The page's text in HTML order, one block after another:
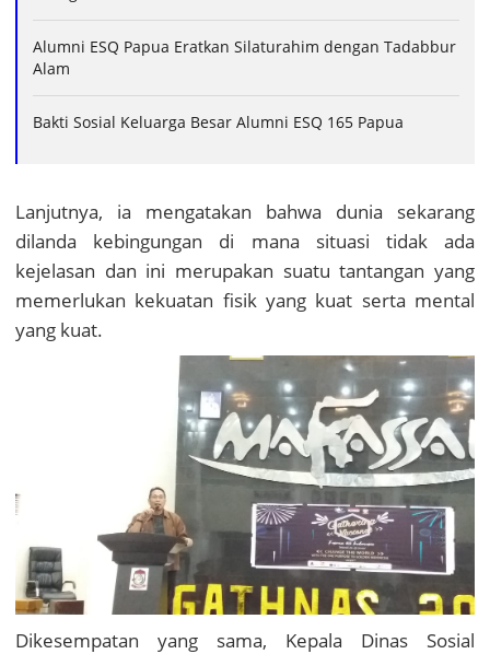
Alumni ESQ Papua Eratkan Silaturahim dengan Tadabbur
Alam
Bakti Sosial Keluarga Besar Alumni ESQ 165 Papua
Lanjutnya, ia mengatakan bahwa dunia sekarang
dilanda kebingungan di mana situasi tidak ada
kejelasan dan ini merupakan suatu tantangan yang
memerlukan kekuatan fisik yang kuat serta mental
yang kuat.
Dikesempatan yang sama, Kepala Dinas Sosial